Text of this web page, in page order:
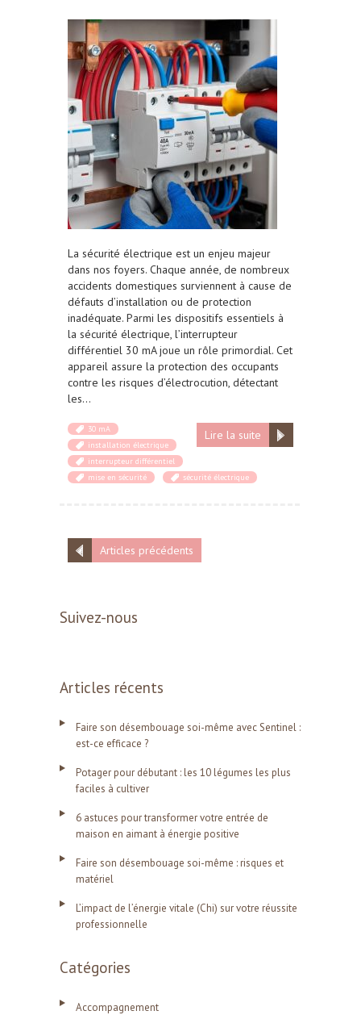
La sécurité électrique est un enjeu majeur
dans nos foyers. Chaque année, de nombreux
accidents domestiques surviennent à cause de
défauts d’installation ou de protection
inadéquate. Parmi les dispositifs essentiels à
la sécurité électrique, l’interrupteur
différentiel 30 mA joue un rôle primordial. Cet
appareil assure la protection des occupants
contre les risques d’électrocution, détectant
les…
Lire la suite
30 mA
installation électrique
interrupteur différentiel
mise en sécurité
sécurité électrique
Articles précédents
Suivez-nous
Articles récents
Faire son désembouage soi-même avec Sentinel :
est-ce efficace ?
Potager pour débutant : les 10 légumes les plus
faciles à cultiver
6 astuces pour transformer votre entrée de
maison en aimant à énergie positive
Faire son désembouage soi-même : risques et
matériel
L’impact de l’énergie vitale (Chi) sur votre réussite
professionnelle
Catégories
Accompagnement